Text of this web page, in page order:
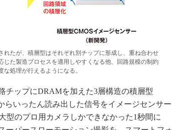
たが、積層型はそれぞれ別チップに形成し、重ね合わせ
た製造プロセスを適用しやすくなる他、回路規模の制約
処理が行えるようになる。
チップにDRAMを加えた3層構造の積層型
らいったん読み出した信号をイメージセンサー
型のプロ用カメラしかできなかった1秒間に